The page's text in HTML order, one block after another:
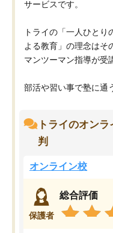
サービスです。
トライの「一人ひとり
よる教育」の理念はそ
マンツーマン指導が受
部活や習い事で塾に通
トライのオン
判
オンライン校
保護者
総合評価